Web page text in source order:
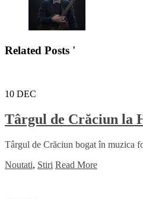
Related Posts '
10 DEC
Târgul de Crăciun la
Târgul de Crăciun bogat în muzica
Noutati, Stiri Read More